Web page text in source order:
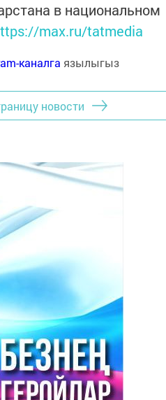
в национальном
max.ru/tatmedia
каналга язылыгыз
новости